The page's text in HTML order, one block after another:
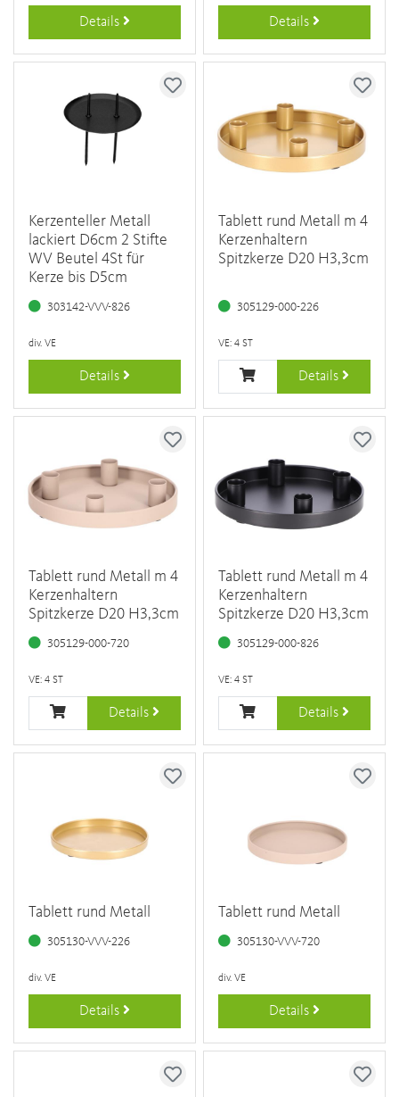
Details Details
Kerzenteller Metall
lackiert D6cm 2 Stifte
WV Beutel 4St für
Kerze bis D5cm
303142-VVV-826
div. VE
Details
Tablett rund Metall m 4
Kerzenhaltern
Spitzkerze D20 H3,3cm
305129-000-226
VE: 4 ST
Details
Tablett rund Metall m 4
Kerzenhaltern
Spitzkerze D20 H3,3cm
305129-000-720
VE: 4 ST
Details
Tablett rund Metall m 4
Kerzenhaltern
Spitzkerze D20 H3,3cm
305129-000-826
VE: 4 ST
Details
Tablett rund Metall
305130-VVV-226
div. VE
Details
Tablett rund Metall
305130-VVV-720
div. VE
Details